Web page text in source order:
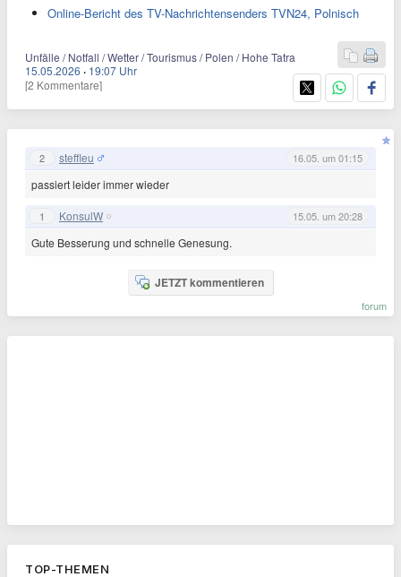
Online-Bericht des TV-Nachrichtensenders TVN24, Polnisch
Unfälle / Notfall / Wetter / Tourismus / Polen / Hohe Tatra
15.05.2026 · 19:07 Uhr
[2 Kommentare]
2 steffleu 16.05. um 01:15
passiert leider immer wieder
1 KonsulW 15.05. um 20:28
Gute Besserung und schnelle Genesung.
JETZT kommentieren
forum
TOP-THEMEN